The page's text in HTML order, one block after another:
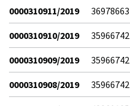
0000310911/2019 36978663
0000310910/2019 35966742
0000310909/2019 35966742
0000310908/2019 35966742